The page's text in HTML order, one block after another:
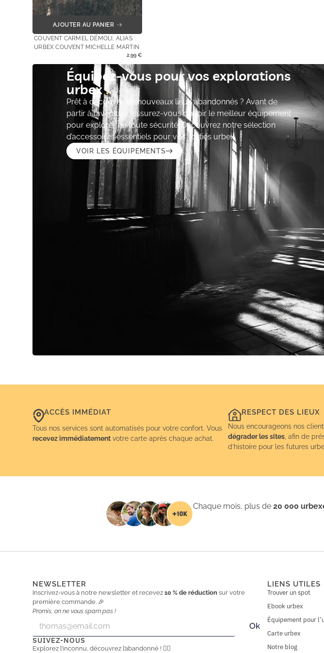
AJOUTER AU PANIER
COUVENT CARMEL DÉMOLI, ALIAS
URBEX COUVENT MICHELLE MARTIN
2,99€
Équipez-vous pour vos explorations
urbex
Prêt à découvrir de nouveaux lieux abandonnés ? Avant de
partir à l’aventure, assurez-vous d’avoir le meilleur équipement
pour explorer en toute sécurité. Découvrez notre sélection
d’accessoires essentiels pour vos sorties urbex.
VOIR LES ÉQUIPEMENTS
ACCÈS IMMÉDIAT
Tous nos services sont automatisés pour votre confort. Vous
recevez immédiatement votre carte après chaque achat.
RESPECT DES LIEUX
Nous encourageons nos
dégrader les sites , afin de
d’histoire pour les futures
Chaque mois, plus de20 000
NEWSLETTER
Inscrivez-vous à notre newsletter et recevez10 % de réduction sur votre
première commande. 🎉
Promis, on ne vous spam pas !
a
i
a
i
Ok
SUIVEZ-NOUS
Explorez l’inconnu, découvrez l’abandonné ! 🕵️‍♂️
LIENS UTILES
Trouver un spot
Ebook urbex
Équipement pour
Carte urbex
Notre blog